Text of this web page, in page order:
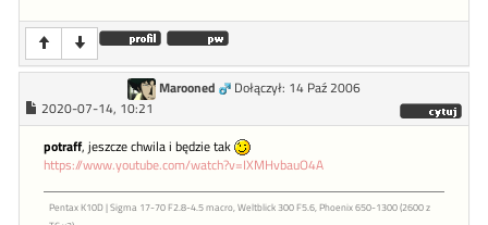
Marooned
Dołączył: 14 Paź 2006
2020-07-14, 10:21
potraff, jeszcze chwila i będzie tak
https://www.youtube.com/watch?v=IXMHvbauO4A
Pentax K10D | Sigma 17-70 F2.8-4.5 macro, Weltblick 300 F5.6, Phoenix 650-1300 (2600 z